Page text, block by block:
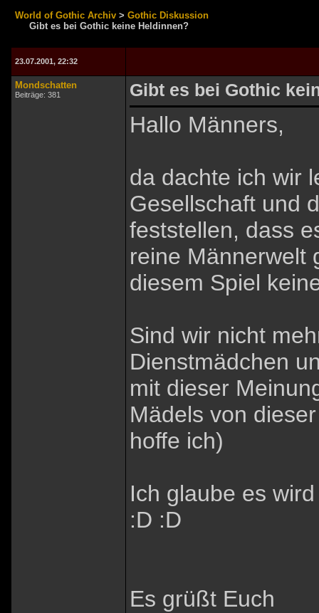
World of Gothic Archiv > Gothic Diskussion
Gibt es bei Gothic keine Heldinnen?
23.07.2001, 22:32
Mondschatten
Beiträge: 381 Gibt es bei Gothic
Hallo Männers,
da dachte ich wir
Gesellschaft und
feststellen, dass
reine Männerwelt
diesem Spiel
Sind wir nicht
Dienstmädchen
mit dieser
Mädels von
hoffe ich)
Ich glaube es
:D :D
Es grüßt Euch